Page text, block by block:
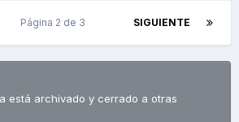
SIGUIENTE
Página 2 de 3
está archivado y cerrado a otras